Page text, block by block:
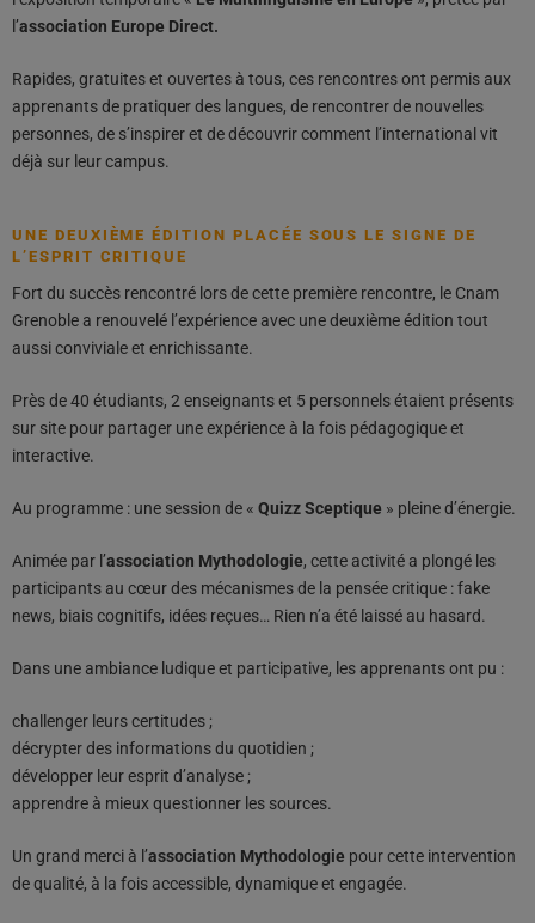
l’association Europe Direct.
Rapides, gratuites et ouvertes à tous, ces rencontres ont permis aux
apprenants de pratiquer des langues, de rencontrer de nouvelles
personnes, de s’inspirer et de découvrir comment l’international vit
déjà sur leur campus.
UNE DEUXIÈME ÉDITION PLACÉE SOUS LE SIGNE DE
L’ESPRIT CRITIQUE
Fort du succès rencontré lors de cette première rencontre, le Cnam
Grenoble a renouvelé l’expérience avec une deuxième édition tout
aussi conviviale et enrichissante.
Près de 40 étudiants, 2 enseignants et 5 personnels étaient présents
sur site pour partager une expérience à la fois pédagogique et
interactive.
Au programme : une session de « Quizz Sceptique » pleine d’énergie.
Animée par l’association Mythodologie, cette activité a plongé les
participants au cœur des mécanismes de la pensée critique : fake
news, biais cognitifs, idées reçues… Rien n’a été laissé au hasard.
Dans une ambiance ludique et participative, les apprenants ont pu :
challenger leurs certitudes ;
décrypter des informations du quotidien ;
développer leur esprit d’analyse ;
apprendre à mieux questionner les sources.
Un grand merci à l’association Mythodologie pour cette intervention
de qualité, à la fois accessible, dynamique et engagée.